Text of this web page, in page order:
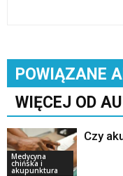
POWIĄZANE
WIĘCEJ OD
Medycyna
chińska i
akupunktura
Czy